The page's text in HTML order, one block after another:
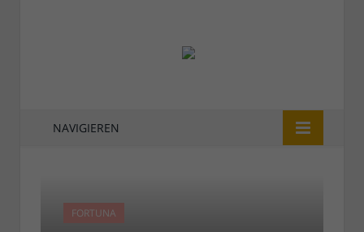
NAVIGIEREN
FORTUNA